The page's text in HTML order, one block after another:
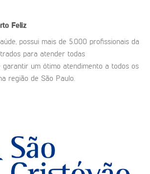
Feliz
possui mais de 5.000 profissionais da
para atender todas
garantir um ótimo atendimento a todos os
região de São Paulo.